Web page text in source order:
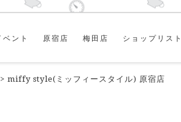
ベント 原宿店 梅田店 ショップリスト
> miffy style(ミッフィースタイル) 原宿店